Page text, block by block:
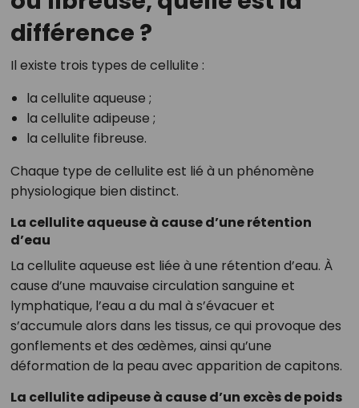
différence ?
Il existe trois types de cellulite :
la cellulite aqueuse ;
la cellulite adipeuse ;
la cellulite fibreuse.
Chaque type de cellulite est lié à un phénomène
physiologique bien distinct.
La cellulite aqueuse à cause d’une rétention
d’eau
La cellulite aqueuse est liée à une rétention d’eau. À
cause d’une mauvaise circulation sanguine et
lymphatique, l’eau a du mal à s’évacuer et
s’accumule alors dans les tissus, ce qui provoque des
gonflements et des œdèmes, ainsi qu’une
déformation de la peau avec apparition de capitons.
La cellulite adipeuse à cause d’un excès de poids